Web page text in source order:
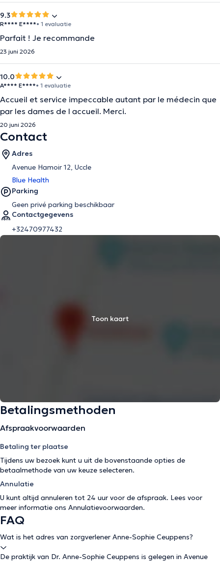
9.3
R**** E****• 1 evaluatie
Parfait ! Je recommande
23 juni 2026
10.0
A**** E****• 1 evaluatie
Accueil et service impeccable autant par le médecin que
par les dames de l accueil. Merci.
20 juni 2026
Contact
Adres
Avenue Hamoir 12, Uccle
Blue Health
Parking
Geen privé parking beschikbaar
Contactgegevens
+32470977432
Toon kaart
Betalingsmethoden
Afspraakvoorwaarden
Betaling ter plaatse
Tijdens uw bezoek kunt u uit de bovenstaande opties de
betaalmethode van uw keuze selecteren.
Annulatie
U kunt altijd annuleren tot 24 uur voor de afspraak. Lees voor
meer informatie ons Annulatievoorwaarden.
FAQ
Wat is het adres van zorgverlener Anne-Sophie Ceuppens?
De praktijk van Dr. Anne-Sophie Ceuppens is gelegen in Avenue